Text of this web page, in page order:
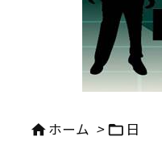
ホーム >  日